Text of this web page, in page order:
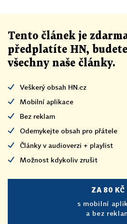
Tento článek je
předplatíte HN,
všechny naše články.
Veškerý obsah HN.cz
Mobilní aplikace
Bez reklam
Odemykejte obsah pro přátele
Články v audioverzi + playlist
Možnost kdykoliv zrušit
ZA 80 KČ
s mobilní
a bez